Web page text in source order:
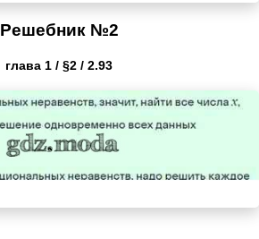
Решебник №2
глава 1 / §2 / 2.93